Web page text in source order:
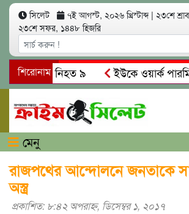
সিলেট ৭ই আগস্ট, ২০২৬ খ্রিস্টাব্দ | ২৩শে
২৩শে সফর, ১৪৪৮ হিজরি
শিরোনামনিহত ৯
ইউকে ওয়ার্ক
গ্রেপ্তারের দাবি স্থানীয়দের
মেনু
রাজপথের আন্দোলনে জনতাকে
অস্ত্র
প্রকাশিত: ৮:৪২ অপরাহ্ণ, ডিসেম্বর ১, ২০১৭